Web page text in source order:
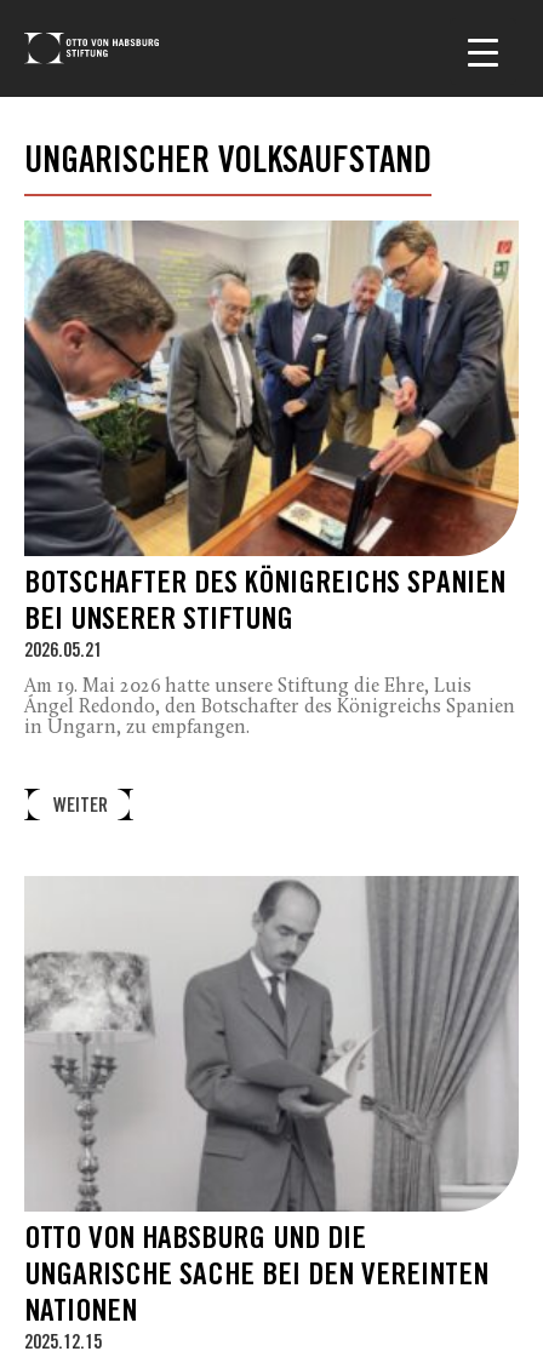
UNGARISCHER VOLKSAUFSTAND
BOTSCHAFTER DES KÖNIGREICHS SPANIEN
BEI UNSERER STIFTUNG
2026.05.21
Am 19. Mai 2026 hatte unsere Stiftung die Ehre, Luis
Ángel Redondo, den Botschafter des Königreichs Spanien
in Ungarn, zu empfangen.
WEITER
OTTO VON HABSBURG UND DIE
UNGARISCHE SACHE BEI DEN VEREINTEN
NATIONEN
2025.12.15